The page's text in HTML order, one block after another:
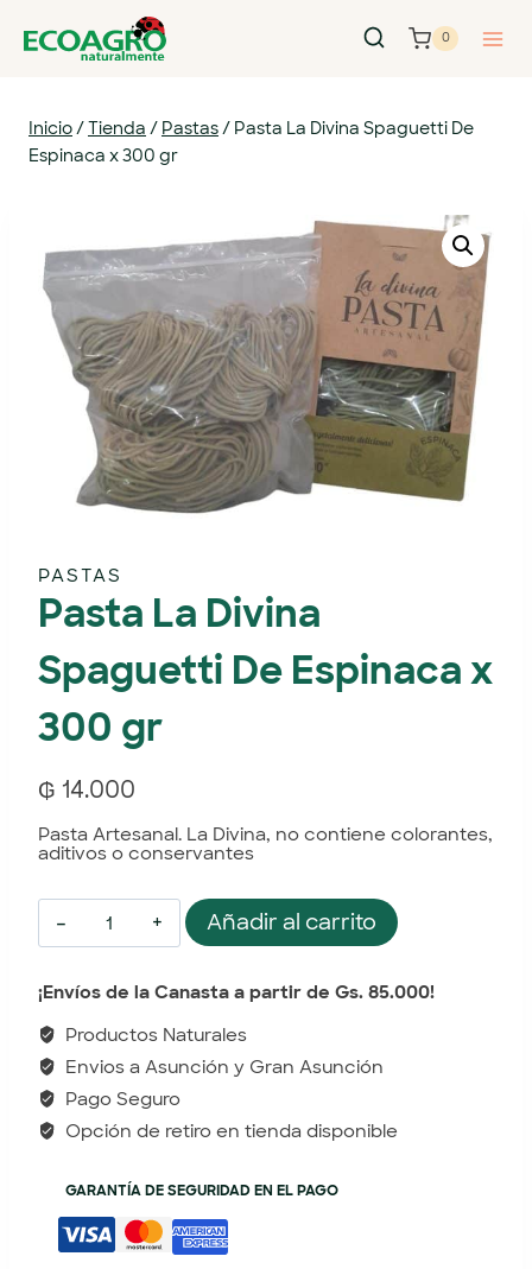
0
Inicio/Tienda / Pastas/ Pasta La Divina Spaguetti De
Espinaca x 300 gr
PASTAS
Pasta La Divina
Spaguetti De Espinaca x
300 gr
₲ 14.000
Pasta Artesanal. La Divina, no contiene colorantes,
aditivos o conservantes
Añadir al carrito
¡Envíos de la Canasta a partir de Gs. 85.000!
Productos Naturales
Envios a Asunción y Gran Asunción
Pago Seguro
Opción de retiro en tienda disponible
GARANTÍA DE SEGURIDAD EN EL PAGO